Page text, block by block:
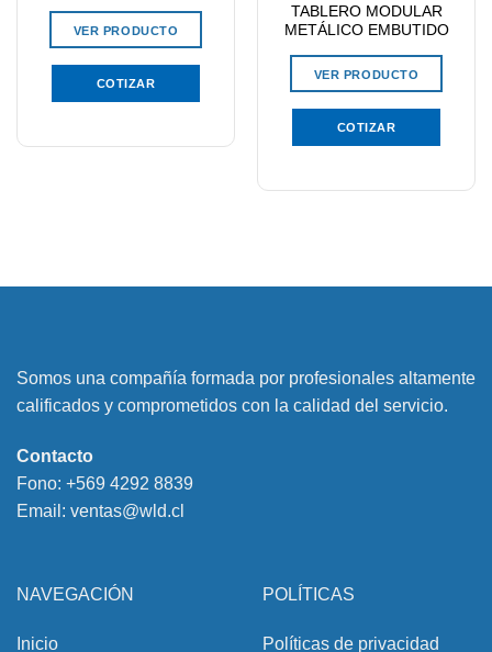
VER PRODUCTO
COTIZAR
TABLERO MODULAR
METÁLICO EMBUTIDO
VER PRODUCTO
COTIZAR
Somos una compañía formada por profesionales altamente
calificados y comprometidos con la calidad del servicio.
Contacto
Fono: +569 4292 8839
Email: ventas@wld.cl
NAVEGACIÓN
Inicio
POLÍTICAS
Políticas de privacidad